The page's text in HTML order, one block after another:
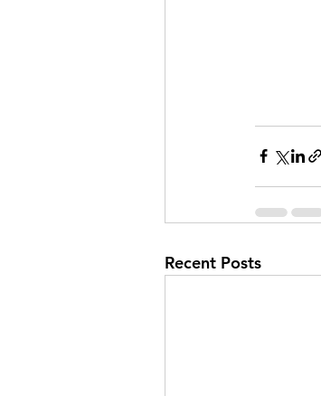
Recent Posts